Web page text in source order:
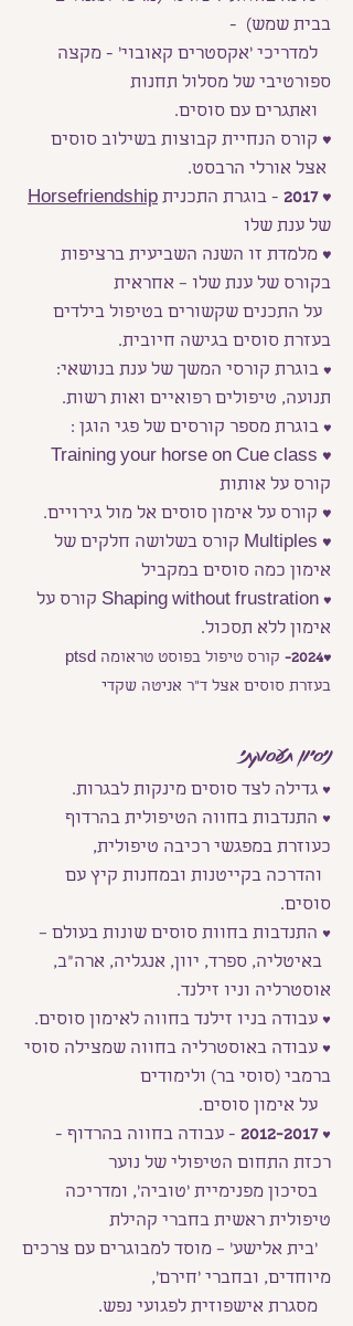
בבית שמש) -
למדריכי 'אקסטרים קאובוי' - מקצה
ספורטיבי של מסלול תחנות
ואתגרים עם סוסים.
♥ קורס הנחיית קבוצות בשילוב סוסים
אצל אורלי הרבסט.
♥
2017 - בוגרת התכנית Horsefriendship
של ענת שלו
♥ מלמדת זו השנה השביעית ברציפות
בקורס של ענת שלו – אחראית
על התכנים שקשורים בטיפול בילדים
בעזרת סוסים בגישה חיובית.
♥ בוגרת קורסי המשך של ענת בנושאי:
תנועה, טיפולים רפואיים ואות רשות.
♥ בוגרת מספר קורסים של פגי הוגן :
♥
Training your horse on Cue class
קורס על אותות
♥ קורס על אימון סוסים אל מול גירויים.
♥
Multiples קורס בשלושה חלקים של
אימון כמה סוסים במקביל
♥
Shaping without frustration קורס על
אימון ללא תסכול.
♥2024-
קורס טיפול בפוסט טראומה ptsd
בעזרת סוסים אצל ד״ר אניטה שקדי
ניסיון תעסוקתי
♥ גדילה לצד סוסים מינקות לבגרות.
♥ התנדבות בחווה הטיפולית בהרדוף
כעוזרת במפגשי רכיבה טיפולית,
והדרכה בקייטנות ובמחנות קיץ עם
סוסים.
♥ התנדבות בחוות סוסים שונות בעולם –
באיטליה, ספרד, יוון, אנגליה, ארה"ב,
אוסטרליה וניו זילנד.
♥ עבודה בניו זילנד בחווה לאימון סוסים.
♥ עבודה באוסטרליה בחווה שמצילה סוסי
ברמבי (סוסי בר) ולימודים
על אימון סוסים.
♥
2012-2017 - עבודה בחווה בהרדוף -
רכזת התחום הטיפולי של נוער
בסיכון מפנימיית 'טוביה', ומדריכה
טיפולית ראשית בחברי קהילת
'בית אלישע' – מוסד למבוגרים עם צרכים
מיוחדים, ובחברי 'חירם',
מסגרת אישפוזית לפגועי נפש.